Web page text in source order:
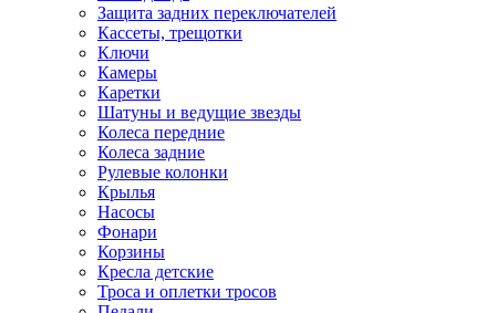
Защита задних переключателей
Кассеты, трещотки
Ключи
Камеры
Каретки
Шатуны и ведущие звезды
Колеса передние
Колеса задние
Рулевые колонки
Крылья
Насосы
Фонари
Корзины
Кресла детские
Троса и оплетки тросов